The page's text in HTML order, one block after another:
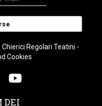
Regolari Teatini -
Cookies
DEI